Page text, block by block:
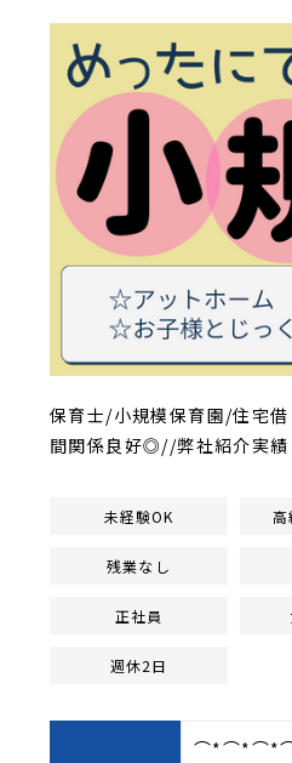
保育士/小規模保育園/住宅
間関係良好◎//弊社紹介実
未経験OK 高
残業なし
正社員
週休2日